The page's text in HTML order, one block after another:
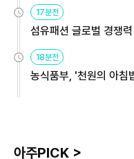
17분전
섬유패션 글로벌 경쟁
원
18분전
농식품부, '천원의 아
아주PICK >